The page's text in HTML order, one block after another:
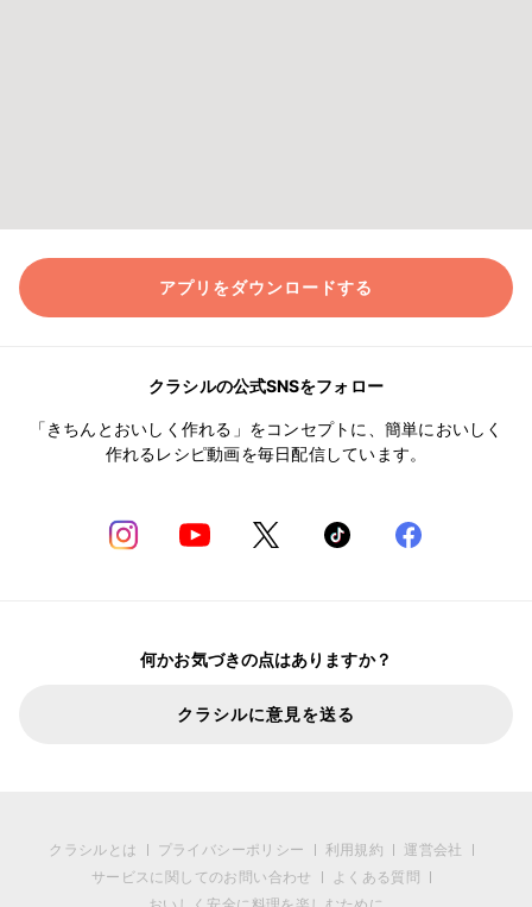
アプリをダウンロードする
クラシルの公式SNSをフォロー
「きちんとおいしく作れる」をコンセプトに、簡単においしく
作れるレシピ動画を毎日配信しています。
何かお気づきの点はありますか？
クラシルに意見を送る
クラシルとは プライバシーポリシー 利用規約
運営会社
サービスに関してのお問い合わせ
よくある質問